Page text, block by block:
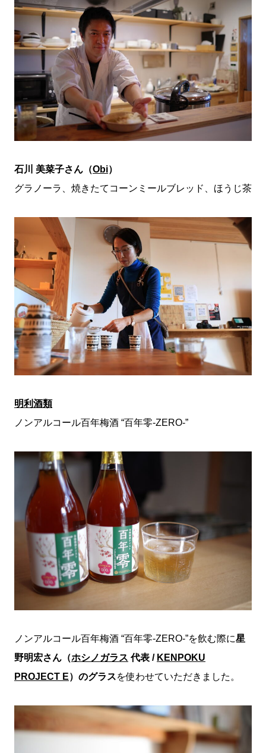
石川 美菜子さん（Obi）
グラノーラ、焼きたてコーンミールブレッド、ほうじ茶
明利酒類
ノンアルコール百年梅酒 “百年零-ZERO-”
ノンアルコール百年梅酒 “百年零-ZERO-”を飲む際に星
野明宏さん（ホシノガラス 代表 / KENPOKU
PROJECT E）のグラスを使わせていただきました。